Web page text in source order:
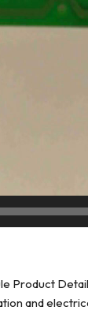
Product
and